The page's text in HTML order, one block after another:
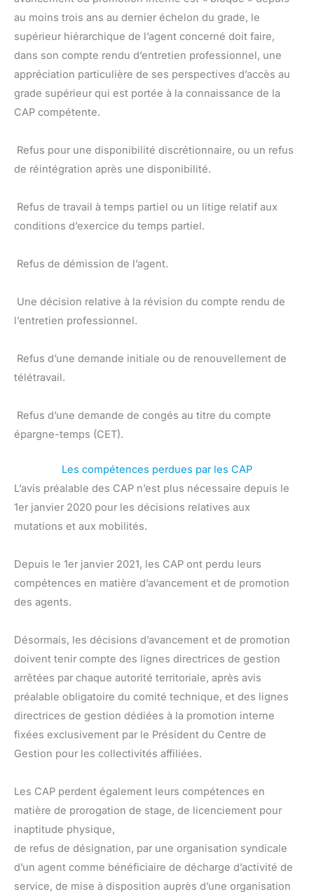
au moins trois ans au dernier échelon du grade, le
supérieur hiérarchique de l’agent concerné doit faire,
dans son compte rendu d’entretien professionnel, une
appréciation particulière de ses perspectives d’accès au
grade supérieur qui est portée à la connaissance de la
CAP compétente.
 Refus pour une disponibilité discrétionnaire, ou un refus
de réintégration après une disponibilité.
 Refus de travail à temps partiel ou un litige relatif aux
conditions d’exercice du temps partiel.
 Refus de démission de l’agent.
 Une décision relative à la révision du compte rendu de
l’entretien professionnel.
 Refus d’une demande initiale ou de renouvellement de
télétravail.
 Refus d’une demande de congés au titre du compte
épargne-temps (CET).
Les compétences perdues par les CAP
L’avis préalable des CAP n’est plus nécessaire depuis le
1er janvier 2020 pour les décisions relatives aux
mutations et aux mobilités.
Depuis le 1er janvier 2021, les CAP ont perdu leurs
compétences en matière d’avancement et de promotion
des agents.
Désormais, les décisions d’avancement et de promotion
doivent tenir compte des lignes directrices de gestion
arrêtées par chaque autorité territoriale, après avis
préalable obligatoire du comité technique, et des lignes
directrices de gestion dédiées à la promotion interne
fixées exclusivement par le Président du Centre de
Gestion pour les collectivités affiliées.
Les CAP perdent également leurs compétences en
matière de prorogation de stage, de licenciement pour
inaptitude physique,
de refus de désignation, par une organisation syndicale
d’un agent comme bénéficiaire de décharge d’activité de
service, de mise à disposition auprès d’une organisation